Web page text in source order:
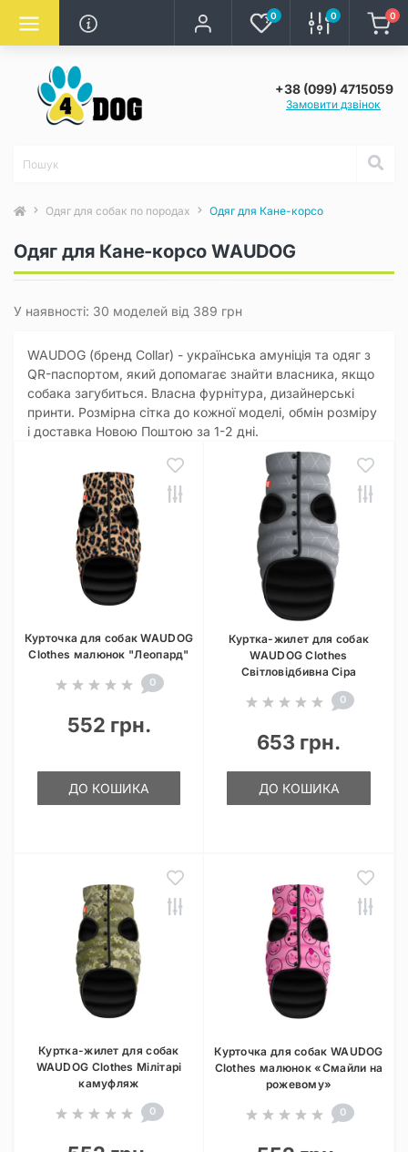
0 0 0
+38 (099) 4715059
Замовити дзвінок
Одяг для собак по породах Одяг для Кане-корсо
Одяг для Кане-корсо WAUDOG
У наявності: 30 моделей від 389 грн
WAUDOG (бренд Collar) - українська амуніція та одяг з
QR-паспортом, який допомагає знайти власника, якщо
собака загубиться. Власна фурнітура, дизайнерські
принти. Розмірна сітка до кожної моделі, обмін розміру
і доставка Новою Поштою за 1-2 дні.
Курточка для собак WAUDOG
Clothes малюнок "Леопард"
0
552 грн.
ДО КОШИКА
Куртка-жилет для собак
WAUDOG Clothes
Світловідбивна Сіра
0
653 грн.
ДО КОШИКА
Куртка-жилет для собак
WAUDOG Clothes Мілітарі
камуфляж
0
Курточка для собак WAUDOG
Clothes малюнок «Смайли на
рожевому»
0